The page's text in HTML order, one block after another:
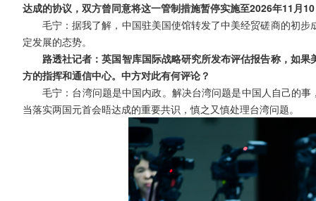
达成的协议，双方曾同意将这一管制措施暂停实施至2026年11月
毛宁：据我了解，中国驻美国使馆转发了中美经贸磋商的初
定发展的态势。
路透社记者：英国智库国际战略研究所发布评估报告称，如
方的指挥和通信中心。中方对此有何评论？
毛宁：台湾问题是中国内政。解决台湾问题是中国人自己的
当落实两国元首会晤达成的重要共识，慎之又慎处理台湾问题。